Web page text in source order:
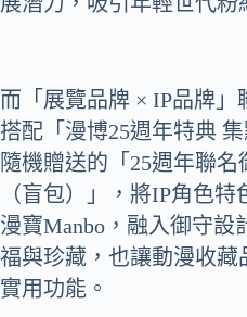
而「展覽品牌 × IP品牌
搭配「漫博25週年特典
隨機贈送的「25週年聯
（盲包）」，將IP角色
漫寶Manbo，融入御守設
福與珍藏，也讓動漫收藏
實用功能。